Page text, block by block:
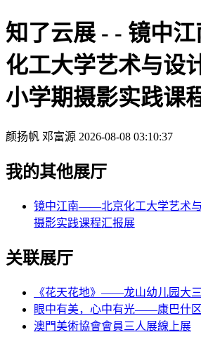
知了云展 - - 镜中
化工大学艺术与设
小学期摄影实践课
颜扬帆 邓富源 2026-08-08 03:10:37
我的其他展厅
镜中江南——北京化工大学艺术与
摄影实践课程汇报展
关联展厅
《花天花地》——龙山幼儿园大
眼中有美，心中有光——康巴什
澳門美術協會會員三人展線上展